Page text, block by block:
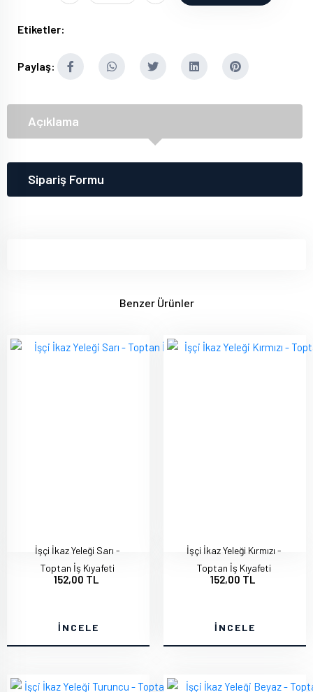
Etiketler:
Paylaş:
Açıklama
Sipariş Formu
Benzer Ürünler
İşçi İkaz Yeleği Sarı -
Toptan İş Kıyafeti
152,00 TL
İNCELE
İşçi İkaz Yeleği Kırmızı -
Toptan İş Kıyafeti
152,00 TL
İNCELE